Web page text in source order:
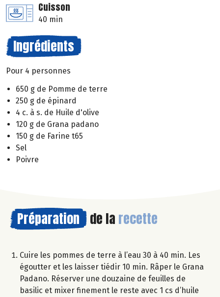
Cuisson
40 min
Ingrédients
Pour 4 personnes
650 g de Pomme de terre
250 g de épinard
4 c. à s. de Huile d'olive
120 g de Grana padano
150 g de Farine t65
Sel
Poivre
Préparation de la recette
Cuire les pommes de terre à l’eau 30 à 40 min. Les
égoutter et les laisser tiédir 10 min. Râper le Grana
Padano. Réserver une douzaine de feuilles de
basilic et mixer finement le reste avec 1 cs d’huile